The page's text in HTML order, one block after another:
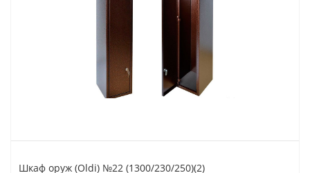
Шкаф оруж (Oldi) №22 (1300/230/250)(2)